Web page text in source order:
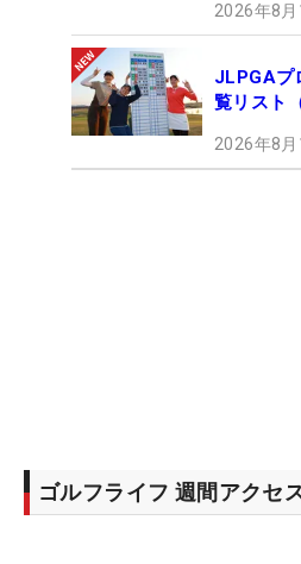
2026年8
JLPGAプ
覧リスト
2026年8
ゴルフライフ 週間アクセ